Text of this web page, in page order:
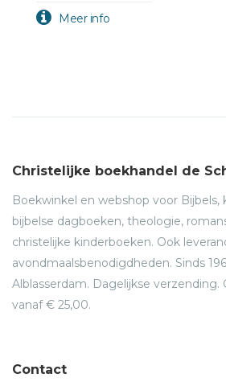
Christelijke boekhandel de
Boekwinkel en webshop voor Bijbels,
bijbelse dagboeken, theologie,
christelijke kinderboeken. Ook
avondmaalsbenodigdheden. Sinds
Alblasserdam. Dagelijkse verzending.
vanaf € 25,00.
Contact